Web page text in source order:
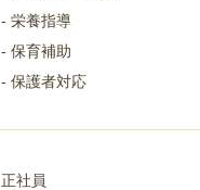
- 栄養指導
- 保育補助
- 保護者対応
正社員